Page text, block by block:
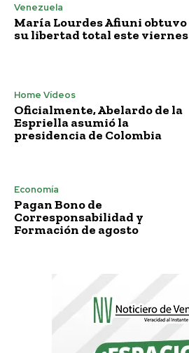
Venezuela
María Lourdes Afiuni obtuvo
su libertad total este viernes
Home Vídeos
Oficialmente, Abelardo de la
Espriella asumió la
presidencia de Colombia
Economía
Pagan Bono de
Corresponsabilidad y
Formación de agosto